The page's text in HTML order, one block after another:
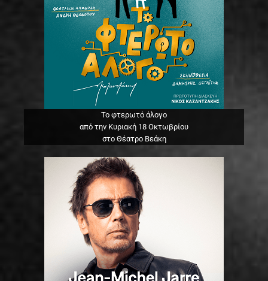
Το φτερωτό άλογο
από την Κυριακή 18 Οκτωβρίου
στο Θέατρο Βεάκη